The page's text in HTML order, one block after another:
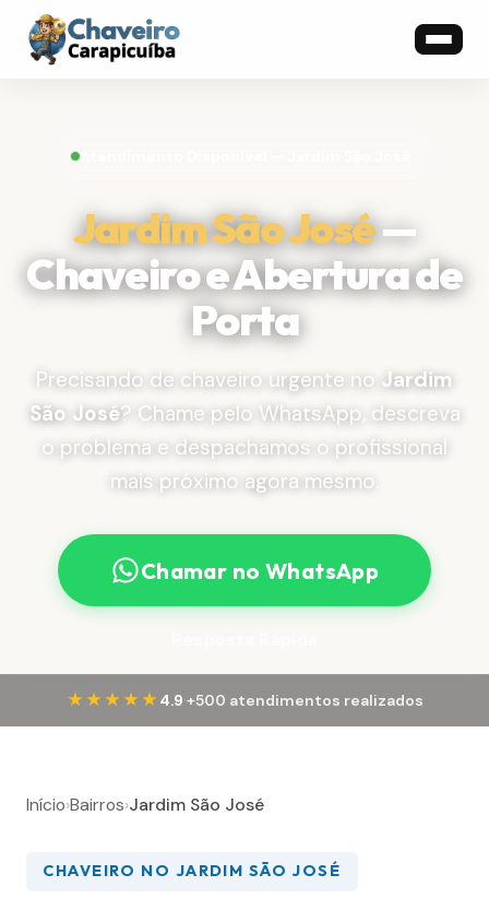
Atendimento Disponível — Jardim São José
Jardim São José—
Chaveiro e Abertura de
Porta
Precisando de chaveiro urgente no Jardim
São José? Chame pelo WhatsApp, descreva
o problema e despachamos o profissional
mais próximo agora mesmo.
Chamar no WhatsApp
★★★★★ 4.9·+500 atendimentos realizados
Início›Bairros›Jardim São José
CHAVEIRO NO JARDIM SÃO JOSÉ